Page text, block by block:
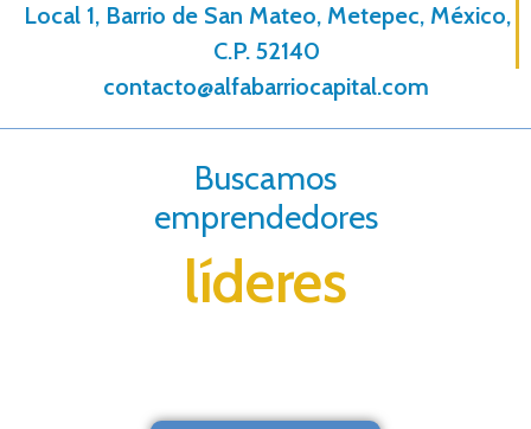
Local 1, Barrio de San Mateo, Metepec, México,
C.P. 52140
contacto@alfabarriocapital.com
Buscamos
emprendedores
líderes